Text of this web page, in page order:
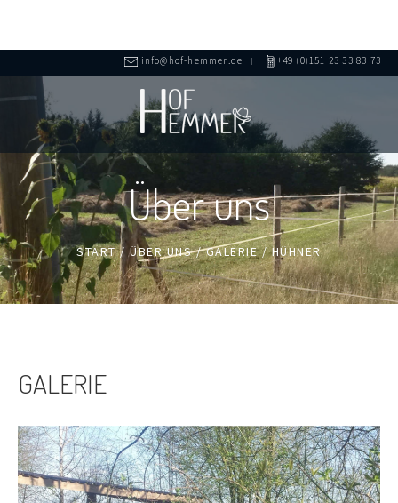
info@hof-hemmer.de +49 (0)151 23 33 83 73
Über uns
START/ÜBER UNS/GALERIE/HÜHNER
GALERIE